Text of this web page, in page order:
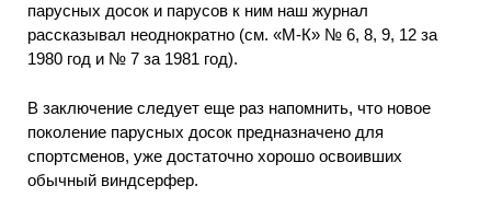
парусных досок и парусов к ним наш журнал
рассказывал неоднократно (см. «М-К» № 6, 8, 9, 12 за
1980 год и № 7 за 1981 год).
В заключение следует еще раз напомнить, что новое
поколение парусных досок предназначено для
спортсменов, уже достаточно хорошо освоивших
обычный виндсерфер.